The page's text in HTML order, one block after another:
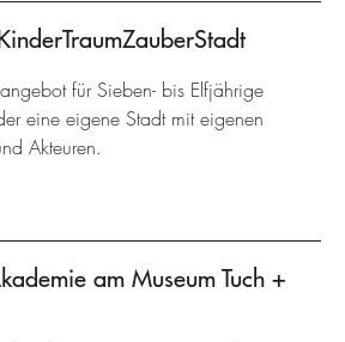
für Sieben- bis Elfjährige
eine eigene Stadt mit eigenen
Akteuren.
am Museum Tuch +